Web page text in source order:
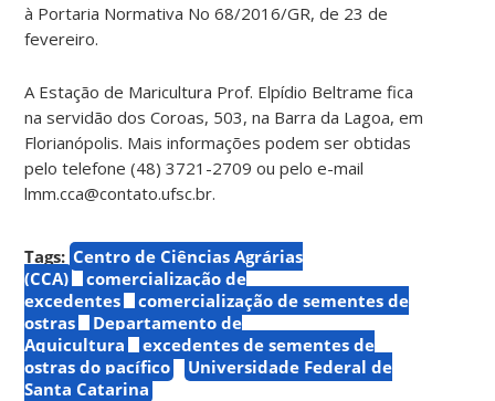
à Portaria Normativa No 68/2016/GR, de 23 de
fevereiro.
A Estação de Maricultura Prof. Elpídio Beltrame fica
na servidão dos Coroas, 503, na Barra da Lagoa, em
Florianópolis. Mais informações podem ser obtidas
pelo telefone (48) 3721-2709 ou pelo e-mail
lmm.cca@contato.ufsc.br.
Tags: Centro de Ciências Agrárias
(CCA)
comercialização de
excedentes
comercialização de sementes de
ostras
Departamento de
Aquicultura
excedentes de sementes de
ostras do pacífico
Universidade Federal de
Santa Catarina